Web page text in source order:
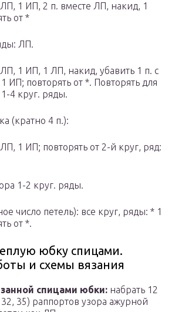
1 ИП, 2 п. вместе ЛП, накид, 1
от *
ЛП.
1 ИП, 1 ЛП, накид, убавить 1 п. с
ИП; повторять от *. Повторять для
4 круг. ряды.
(кратно 4 п.):
1 ИП; повторять от 2-й круг, ряд:
1-2 круг. ряды.
число петель): все круг, ряды: * 1
от *.
юбку спицами.
и схемы вязания
спицами юбки: набрать 12
32, 35) раппортов узора ажурной